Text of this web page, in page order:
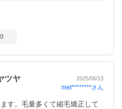
0
ツヤ 2025/06/13
met********さん
す。毛量多くて縮毛矯正して